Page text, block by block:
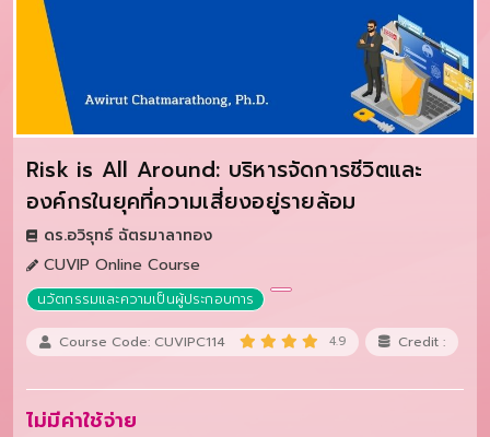
Risk is All Around: บริหารจัดการชีวิตและ
องค์กรในยุคที่ความเสี่ยงอยู่รายล้อม
ดร.อวิรุทธ์ ฉัตรมาลาทอง
CUVIP Online Course
นวัตกรรมและความเป็นผู้ประกอบการ
Course Code: CUVIPC114 4.9 Credit :
ไม่มีค่าใช้จ่าย